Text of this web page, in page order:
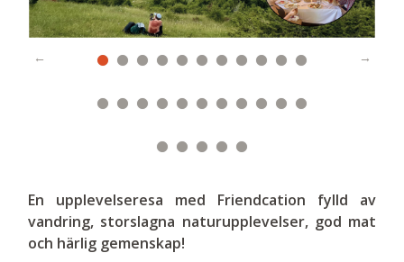
En upplevelseresa med Friendcation fylld av
vandring, storslagna naturupplevelser, god mat
och härlig gemenskap!